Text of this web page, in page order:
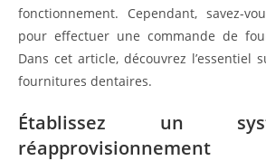
fonctionnement. Cependant, savez-
pour effectuer une commande de
Dans cet article, découvrez l’essentiel
fournitures dentaires.
Établissez un
réapprovisionnement